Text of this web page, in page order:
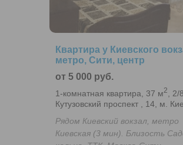
Квартира у Киевского
метро, Сити, центр
от 5 000 руб.
1-комнатная квартира, 37 м2
, 2/
Кутузовский проспект , 14, м.
Рядом Киевский вокзал, метро
Киевская (3 мин). Близость